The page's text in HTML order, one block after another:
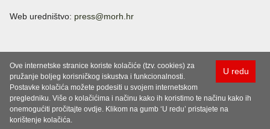
Web uredništvo: press@morh.hr
U redu
Ove internetske stranice koriste kolačiće (tzv. cookies) za
pružanje boljeg korisničkog iskustva i funkcionalnosti.
Postavke kolačića možete podesiti u svojem internetskom
pregledniku. Više o kolačićima i načinu kako ih koristimo te načinu kako ih
onemogućiti pročitajte ovdje. Klikom na gumb ‘U redu’ pristajete na
korištenje kolačića.